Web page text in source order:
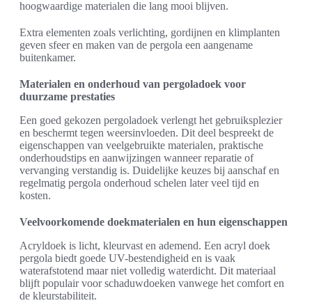
hoogwaardige materialen die lang mooi blijven.
Extra elementen zoals verlichting, gordijnen en klimplanten
geven sfeer en maken van de pergola een aangename
buitenkamer.
Materialen en onderhoud van pergoladoek voor
duurzame prestaties
Een goed gekozen pergoladoek verlengt het gebruiksplezier
en beschermt tegen weersinvloeden. Dit deel bespreekt de
eigenschappen van veelgebruikte materialen, praktische
onderhoudstips en aanwijzingen wanneer reparatie of
vervanging verstandig is. Duidelijke keuzes bij aanschaf en
regelmatig pergola onderhoud schelen later veel tijd en
kosten.
Veelvoorkomende doekmaterialen en hun eigenschappen
Acryldoek is licht, kleurvast en ademend. Een acryl doek
pergola biedt goede UV-bestendigheid en is vaak
waterafstotend maar niet volledig waterdicht. Dit materiaal
blijft populair voor schaduwdoeken vanwege het comfort en
de kleurstabiliteit.